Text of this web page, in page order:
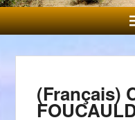
(Français)